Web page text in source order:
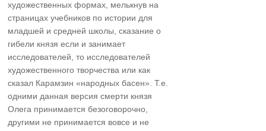
художественных формах, мелькнув на
страницах учебников по истории для
младшей и средней школы, сказание о
гибели князя если и занимает
исследователей, то исследователей
художественного творчества или как
сказал Карамзин «народных басен». Т.е.
одними данная версия смерти князя
Олега принимается безоговорочно,
другими не принимается вовсе и не